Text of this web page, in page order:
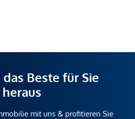
Beste für Sie
heraus
mit uns & profitieren Sie